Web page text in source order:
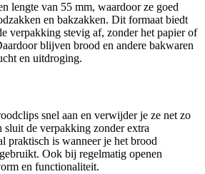
lengte van 55 mm, waardoor ze goed
en bakzakken. Dit formaat biedt
verpakking stevig af, zonder het papier of
blijven brood en andere bakwaren
en uitdroging.
snel aan en verwijder je ze net zo
sluit de verpakking zonder extra
praktisch is wanneer je het brood
Ook bij regelmatig openen
en functionaliteit.